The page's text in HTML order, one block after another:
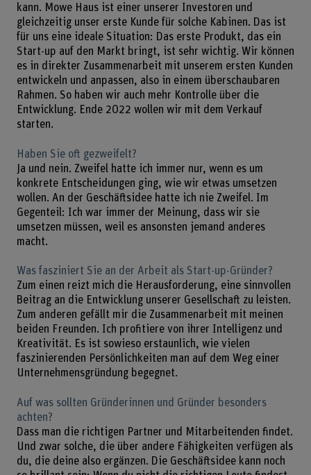
kann. Mowe Haus ist einer unserer Investoren und
gleichzeitig unser erste Kunde für solche Kabinen. Das ist
für uns eine ideale Situation: Das erste Produkt, das ein
Start-up auf den Markt bringt, ist sehr wichtig. Wir können
es in direkter Zusammenarbeit mit unserem ersten Kunden
entwickeln und anpassen, also in einem überschaubaren
Rahmen. So haben wir auch mehr Kontrolle über die
Entwicklung. Ende 2022 wollen wir mit dem Verkauf
starten.
Haben Sie oft gezweifelt?
Ja und nein. Zweifel hatte ich immer nur, wenn es um
konkrete Entscheidungen ging, wie wir etwas umsetzen
wollen. An der Geschäftsidee hatte ich nie Zweifel. Im
Gegenteil: Ich war immer der Meinung, dass wir sie
umsetzen müssen, weil es ansonsten jemand anderes
macht.
Was fasziniert Sie an der Arbeit als Start-up-Gründer?
Zum einen reizt mich die Herausforderung, eine sinnvollen
Beitrag an die Entwicklung unserer Gesellschaft zu leisten.
Zum anderen gefällt mir die Zusammenarbeit mit meinen
beiden Freunden. Ich profitiere von ihrer Intelligenz und
Kreativität. Es ist sowieso erstaunlich, wie vielen
faszinierenden Persönlichkeiten man auf dem Weg einer
Unternehmensgründung begegnet.
Auf was sollten Gründerinnen und Gründer besonders
achten?
Dass man die richtigen Partner und Mitarbeitenden findet.
Und zwar solche, die über andere Fähigkeiten verfügen als
du, die deine also ergänzen. Die Geschäftsidee kann noch